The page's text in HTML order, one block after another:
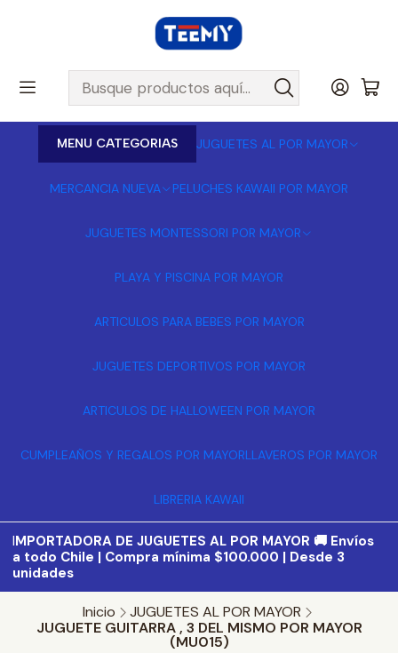
MENU CATEGORIAS JUGUETES AL POR MAYOR
MERCANCIA NUEVA PELUCHES KAWAII POR MAYOR
JUGUETES MONTESSORI POR MAYOR
PLAYA Y PISCINA POR MAYOR
ARTICULOS PARA BEBES POR MAYOR
JUGUETES DEPORTIVOS POR MAYOR
ARTICULOS DE HALLOWEEN POR MAYOR
CUMPLEAÑOS Y REGALOS POR MAYORLLAVEROS POR MAYOR
LIBRERIA KAWAII
IMPORTADORA DE JUGUETES AL POR MAYOR 🚚 Envíos
a todo Chile | Compra mínima $100.000 | Desde 3
unidades
Inicio
JUGUETES AL POR MAYOR
JUGUETE GUITARRA , 3 DEL MISMO POR MAYOR
(MU015)